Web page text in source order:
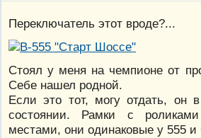
Переключатель этот вроде?...
Стоял у меня на чемпионе от
Себе нашел родной.
Если это тот, могу отдать, он
состоянии. Рамки с
местами, они одинаковые у 555 и